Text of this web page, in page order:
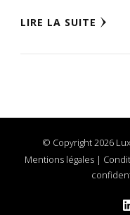
LIRE LA SUITE
© Copyright 2026
Mentions légales |